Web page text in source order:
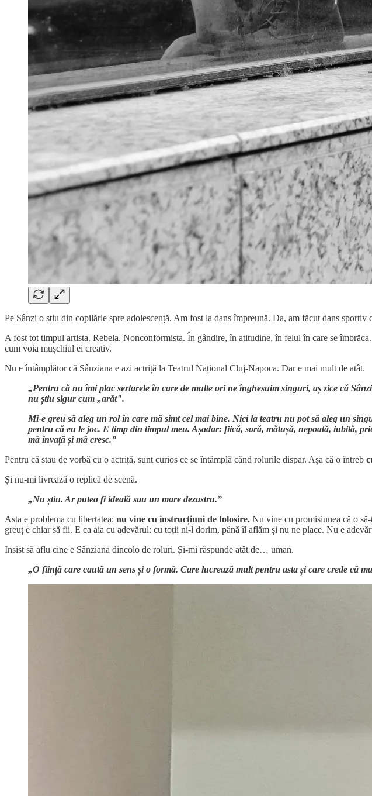
Pe Sânzi o știu din copilărie spre adolescență. Am fost la dans împreună. Da, am făcut dans
A fost tot timpul artista. Rebela. Nonconformista. În gândire, în atitudine, în felul în care se
cum voia mușchiul ei creativ.
Nu e întâmplător că Sânziana e azi actriță la Teatrul Național Cluj-Napoca. Dar e mai mult de atât.
„Pentru că nu îmi plac sertarele în care de multe ori ne înghesuim singuri, aș zice că
nu știu sigur cum „arăt".
Mi-e greu să aleg un rol în care mă simt cel mai bine. Nici la teatru nu pot să aleg un
pentru că eu le joc. E timp din timpul meu. Așadar: fiică, soră, mătușă, nepoată, iubită,
mă învață și mă cresc.”
Pentru că stau de vorbă cu o actriță, sunt curios ce se întâmplă când rolurile dispar. Așa că o întreb
Și nu-mi livrează o replică de scenă.
„Nu știu. Ar putea fi ideală sau un mare dezastru.”
Asta e problema cu libertatea: nu vine cu instrucțiuni de folosire. Nu vine cu promisiunea că o
greuț e chiar să fii. E ca aia cu adevărul: cu toții ni-l dorim, până îl aflăm și nu ne place. Nu e
Insist să aflu cine e Sânziana dincolo de roluri. Și-mi răspunde atât de… uman.
„O ființă care caută un sens și o formă. Care lucrează mult pentru asta și care crede că